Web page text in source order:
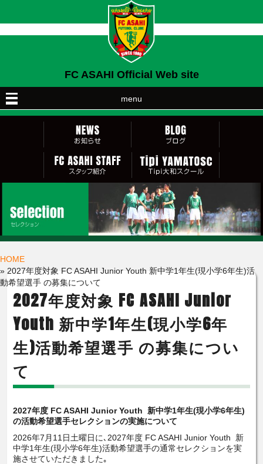
FC ASAHI Official Web site
menu
HOME
» 2027年度対象 FC ASAHI Junior Youth 新中学1年生(現小学6年生)活
動希望選手 の募集について
2027年度対象 FC ASAHI Junior
Youth 新中学1年生(現小学6年
生)活動希望選手 の募集につい
て
2027年度 FC ASAHI Junior Youth 新中学1年生(現小学6年生)
の活動希望選手セレクションの実施について
2026年7月11日土曜日に､2027年度 FC ASAHI Junior Youth 新
中学1年生(現小学6年生)活動希望選手の通常セレクションを実
施させていただきました｡